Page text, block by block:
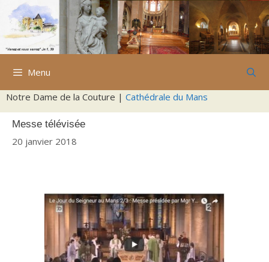
Aller
contenu
Menu
Notre Dame de la Couture | Cathédrale du Mans
Messe télévisée
20 janvier 2018